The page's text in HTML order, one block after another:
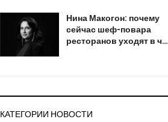
Нина Макогон: почему
сейчас шеф-повара
ресторанов уходят в ч…
КАТЕГОРИИ НОВОСТИ